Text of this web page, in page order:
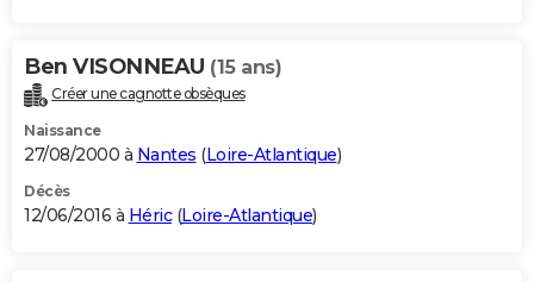
Ben VISONNEAU (15 ans)
Créer une cagnotte obsèques
Naissance
27/08/2000 à Nantes (Loire-Atlantique)
Décès
12/06/2016 à Héric(Loire-Atlantique)